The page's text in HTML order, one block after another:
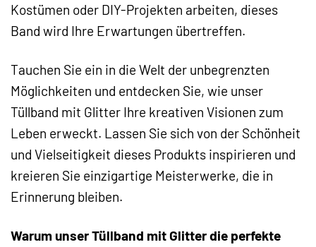
Kostümen oder DIY-Projekten arbeiten, dieses
Band wird Ihre Erwartungen übertreffen.
Tauchen Sie ein in die Welt der unbegrenzten
Möglichkeiten und entdecken Sie, wie unser
Tüllband mit Glitter Ihre kreativen Visionen zum
Leben erweckt. Lassen Sie sich von der Schönheit
und Vielseitigkeit dieses Produkts inspirieren und
kreieren Sie einzigartige Meisterwerke, die in
Erinnerung bleiben.
Warum unser Tüllband mit Glitter die perfekte